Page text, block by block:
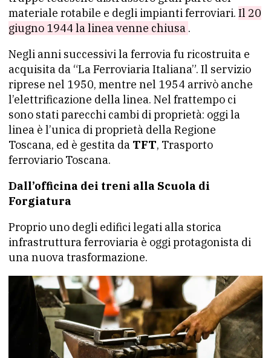
materiale rotabile e degli impianti ferroviari. Il 20
giugno 1944 la linea venne chiusa .
Negli anni successivi la ferrovia fu ricostruita e
acquisita da “La Ferroviaria Italiana”. Il servizio
riprese nel 1950, mentre nel 1954 arrivò anche
l’elettrificazione della linea. Nel frattempo ci
sono stati parecchi cambi di proprietà: oggi la
linea è l’unica di proprietà della Regione
Toscana, ed è gestita da TFT, Trasporto
ferroviario Toscana.
Dall’officina dei treni alla Scuola di
Forgiatura
Proprio uno degli edifici legati alla storica
infrastruttura ferroviaria è oggi protagonista di
una nuova trasformazione.